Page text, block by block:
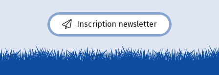
Inscription newsletter